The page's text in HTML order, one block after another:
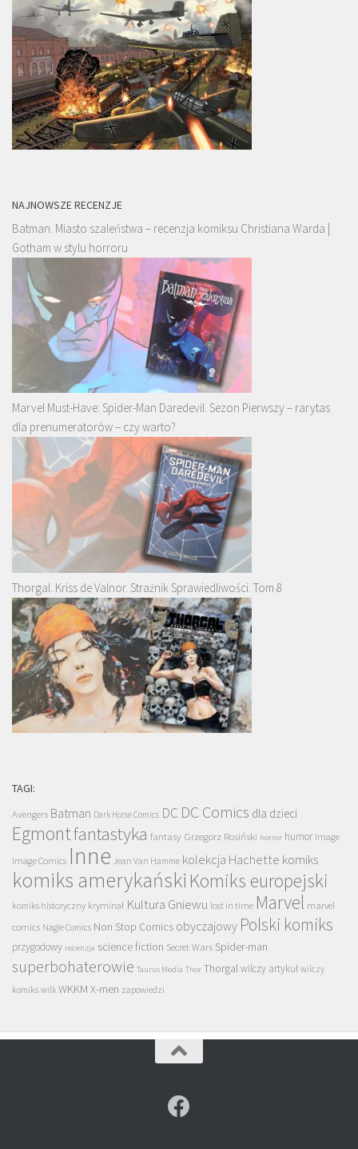
NAJNOWSZE RECENZJE
Batman. Miasto szaleństwa – recenzja komiksu Christiana Warda |
Gotham w stylu horroru
Marvel Must-Have: Spider-Man Daredevil. Sezon Pierwszy – rarytas
dla prenumeratorów – czy warto?
Thorgal. Kriss de Valnor. Strażnik Sprawiedliwości. Tom 8
TAGI:
Avengers Batman Dark Horse Comics DC DC Comics dla dzieci
Egmontfantastyka fantasy Grzegorz Rosiński horror humor Image
Image Comics Inne Jean Van Hamme kolekcja Hachette komiks
komiks amerykański Komiks europejski
komiks historyczny kryminał Kultura Gniewu lost in time Marvel marvel
comics Nagle Comics Non Stop Comics obyczajowy Polski komiks
przygodowy recenzja science fiction Secret Wars Spider-man
superbohaterowie Taurus Media Thor Thorgalwilczy artykuł wilczy
komiks wilk WKKM X-men zapowiedzi